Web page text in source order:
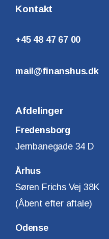
Kontakt
+45 48 47 67 00
mail@finanshus.dk
Afdelinger
Fredensborg
Jernbanegade 34 D
Århus
Søren Frichs Vej 38K
(Åbent efter aftale)
Odense